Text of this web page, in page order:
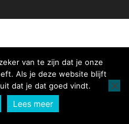
van te zijn dat je onze
Als je deze website blijft
dat je dat goed vindt.
Lees meer